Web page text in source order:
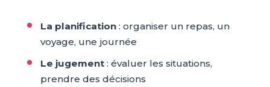
La planification: organiser un repas, un
voyage, une journée
Le jugement: évaluer les situations,
prendre des décisions